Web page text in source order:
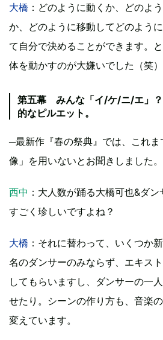
大橋 ：どのように動くか、どのよ
か、どのように移動してどのよう
て自分で決めることができます。
体を動かすのが大嫌いでした（笑）
第五幕 みんな「イ/ケ/ニ/エ」
的なピルエット。
─最新作『春の祭典』では、これ
像」を用いないとお聞きしました。
西中 ：大人数が踊る大橋可也&ダン
すごく珍しいですよね？
大橋 ：それに替わって、いくつか
名のダンサーのみならず、エキス
してもらいますし、ダンサーの一
せたり。シーンの作り方も、音楽
変えています。